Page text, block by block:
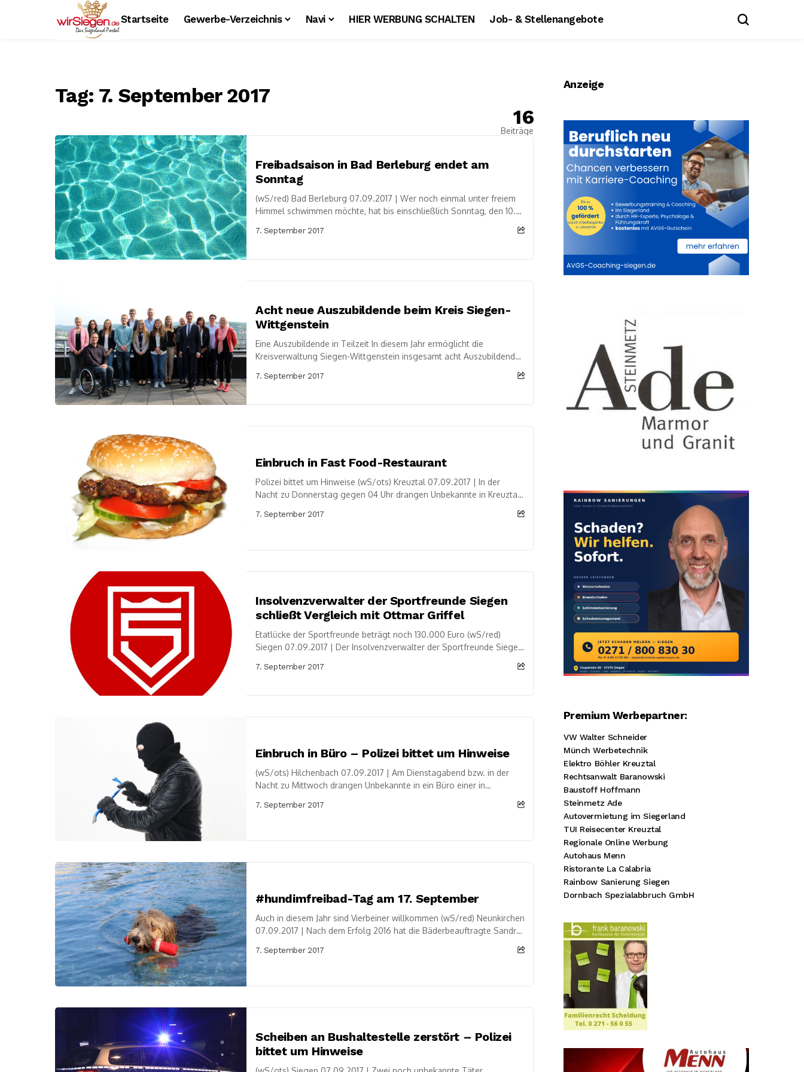
Startseite Gewerbe-Verzeichnis Navi HIER WERBUNG SCHALTEN Job- & Stellenangebote
Tag: 7. September 2017
16
Beiträge
Freibadsaison in Bad Berleburg endet am
Sonntag
(wS/red) Bad Berleburg 07.09.2017 | Wer noch einmal unter freiem
Himmel schwimmen möchte, hat bis einschließlich Sonntag, den 10.
7. September 2017
Acht neue Auszubildende beim Kreis Siegen-
Wittgenstein
Eine Auszubildende in Teilzeit In diesem Jahr ermöglicht die
Kreisverwaltung Siegen-Wittgenstein insgesamt acht Auszubildenden
7. September 2017
Einbruch in Fast Food-Restaurant
Polizei bittet um Hinweise (wS/ots) Kreuztal 07.09.2017 | In der
Nacht zu Donnerstag gegen 04 Uhr drangen Unbekannte in Kreuztal-
7. September 2017
Insolvenzverwalter der Sportfreunde Siegen
schließt Vergleich mit Ottmar Griffel
Etatlücke der Sportfreunde beträgt noch 130.000 Euro (wS/red)
Siegen 07.09.2017 | Der Insolvenzverwalter der Sportfreunde Siegen
7. September 2017
Einbruch in Büro – Polizei bittet um Hinweise
(wS/ots) Hilchenbach 07.09.2017 | Am Dienstagabend bzw. in der
Nacht zu Mittwoch drangen Unbekannte in ein Büro einer in
7. September 2017
#hundimfreibad-Tag am 17. September
Auch in diesem Jahr sind Vierbeiner willkommen (wS/red) Neunkirchen
07.09.2017 | Nach dem Erfolg 2016 hat die Bäderbeauftragte Sandra
7. September 2017
Scheiben an Bushaltestelle zerstört – Polizei
bittet um Hinweise
Anzeige
Premium Werbepartner:
VW Walter Schneider
Münch Werbetechnik
Elektro Böhler Kreuztal
Rechtsanwalt Baranowski
Baustoff Hoffmann
Steinmetz Ade
Autovermietung im Siegerland
TUI Reisecenter Kreuztal
Regionale Online Werbung
Autohaus Menn
Ristorante La Calabria
Rainbow Sanierung Siegen
Dornbach Spezialabbruch GmbH